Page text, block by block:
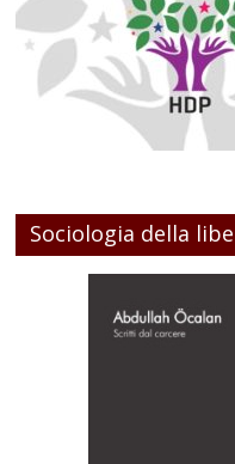
Sociologia della